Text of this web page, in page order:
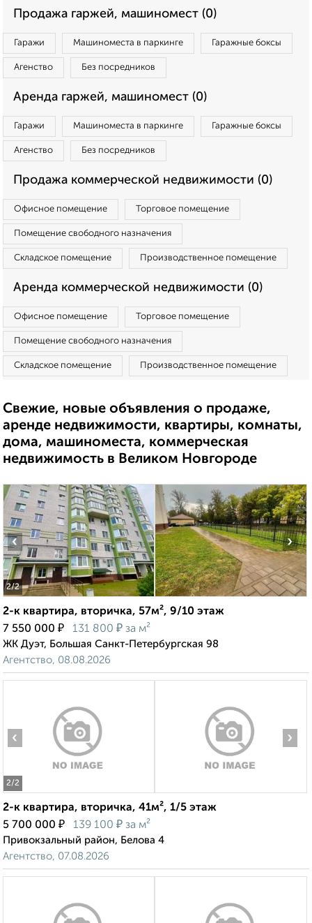
Продажа гаржей, машиномест (0)
Гаражи Машиноместа в паркинге Гаражные боксы
Агенство Без посредников
Аренда гаржей, машиномест (0)
Гаражи Машиноместа в паркинге Гаражные боксы
Агенство Без посредников
Продажа коммерческой недвижимости (0)
Офисное помещение Торговое помещение
Помещение свободного назначения
Складское помещение Производственное помещение
Аренда коммерческой недвижимости (0)
Офисное помещение Торговое помещение
Помещение свободного назначения
Складское помещение Производственное помещение
Свежие, новые объявления о продаже,
аренде недвижимости, квартиры, комнаты,
дома, машиноместа, коммерческая
недвижимость в Великом Новгороде
2/2
‹ ›
2-к квартира, вторичка, 57м², 9/10 этаж
7 550 000 ₽ 131 800 ₽ за м²
ЖК Дуэт, Большая Санкт-Петербургская 98
Агентство, 08.08.2026
2/2
‹ ›
2-к квартира, вторичка, 41м², 1/5 этаж
5 700 000 ₽ 139 100 ₽ за м²
Привокзальный район, Белова 4
Агентство, 07.08.2026